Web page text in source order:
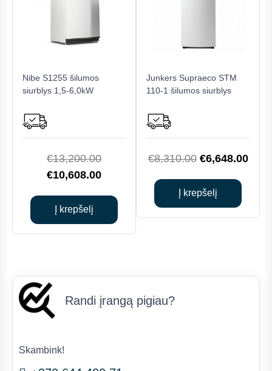
Nibe S1255 šilumos
siurblys 1,5-6,0kW
€13,200.00Original
price
€13,200.00.
€10,608.00Current
€10,608.00.
Į krepšelį
Junkers Supraeco STM
110-1 šilumos siurblys
€8,310.00 Original
was:
€8,310.00.
€6,648.00
Į krepšelį
Randi įrangą pigiau?
Skambink!